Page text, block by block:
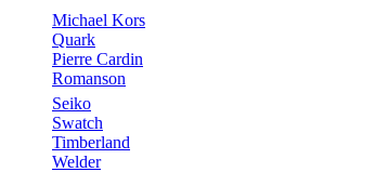
Michael Kors
Quark
Pierre Cardin
Romanson
Seiko
Swatch
Timberland
Welder